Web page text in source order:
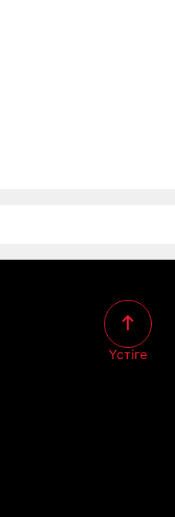
Үстіге